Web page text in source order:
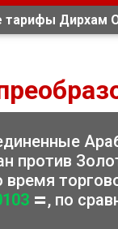
Дирхам
против
время
⏸ , по